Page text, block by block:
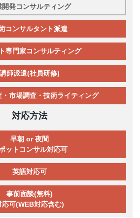
開発コンサルティング
コンサルタント派遣
専門家コンサルティング
講師派遣(社員研修)
市場調査・技術ライティング
対応方法
早朝 or 夜間
ットコンサル対応可
英語対応可
事前面談(無料)
応可(WEB対応含む)